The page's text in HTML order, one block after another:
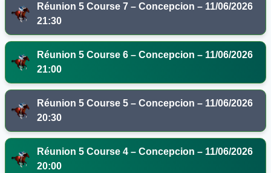
Réunion 5 Course 7 – Concepcion – 11/06/2026
21:30
Réunion 5 Course 6 – Concepcion – 11/06/2026
21:00
Réunion 5 Course 5 – Concepcion – 11/06/2026
20:30
Réunion 5 Course 4 – Concepcion – 11/06/2026
20:00